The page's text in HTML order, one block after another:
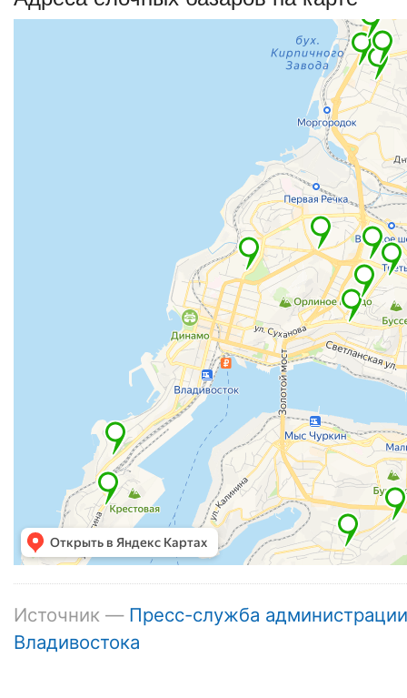
Источник — Пресс-служба администрации
Владивостока